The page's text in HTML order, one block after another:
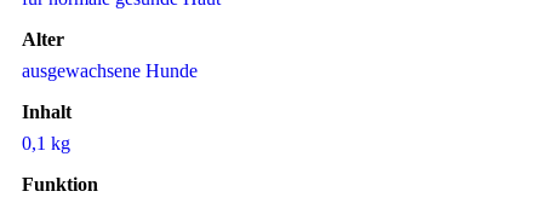
Alter
ausgewachsene Hunde
Inhalt
0,1 kg
Funktion